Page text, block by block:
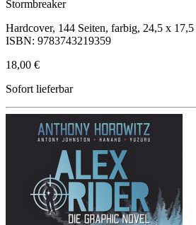
Stormbreaker
Hardcover, 144 Seiten, farbig, 24,5 x
ISBN: 9783743219359
18,00 €
Sofort lieferbar